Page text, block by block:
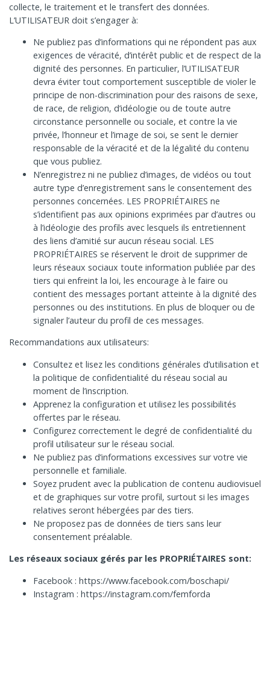
collecte, le traitement et le transfert des données.
L’UTILISATEUR doit s’engager à:
Ne publiez pas d’informations qui ne répondent pas aux
exigences de véracité, d’intérêt public et de respect de la
dignité des personnes. En particulier, l’UTILISATEUR
devra éviter tout comportement susceptible de violer le
principe de non-discrimination pour des raisons de sexe,
de race, de religion, d’idéologie ou de toute autre
circonstance personnelle ou sociale, et contre la vie
privée, l’honneur et l’image de soi, se sent le dernier
responsable de la véracité et de la légalité du contenu
que vous publiez.
N’enregistrez ni ne publiez d’images, de vidéos ou tout
autre type d’enregistrement sans le consentement des
personnes concernées. LES PROPRIÉTAIRES ne
s’identifient pas aux opinions exprimées par d’autres ou
à l’idéologie des profils avec lesquels ils entretiennent
des liens d’amitié sur aucun réseau social. LES
PROPRIÉTAIRES se réservent le droit de supprimer de
leurs réseaux sociaux toute information publiée par des
tiers qui enfreint la loi, les encourage à le faire ou
contient des messages portant atteinte à la dignité des
personnes ou des institutions. En plus de bloquer ou de
signaler l’auteur du profil de ces messages.
Recommandations aux utilisateurs:
Consultez et lisez les conditions générales d’utilisation et
la politique de confidentialité du réseau social au
moment de l’inscription.
Apprenez la configuration et utilisez les possibilités
offertes par le réseau.
Configurez correctement le degré de confidentialité du
profil utilisateur sur le réseau social.
Ne publiez pas d’informations excessives sur votre vie
personnelle et familiale.
Soyez prudent avec la publication de contenu audiovisuel
et de graphiques sur votre profil, surtout si les images
relatives seront hébergées par des tiers.
Ne proposez pas de données de tiers sans leur
consentement préalable.
Les réseaux sociaux gérés par les PROPRIÉTAIRES sont:
Facebook : https://www.facebook.com/boschapi/
Instagram : https://instagram.com/femforda